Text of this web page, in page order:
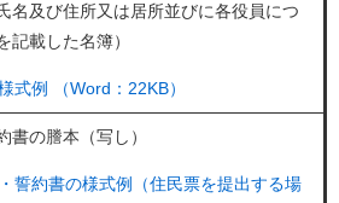
名及び住所又は居所並びに各役員につ
記載した名簿）
式例 （Word：22KB）
書の謄本（写し）
誓約書の様式例（住民票を提出する場